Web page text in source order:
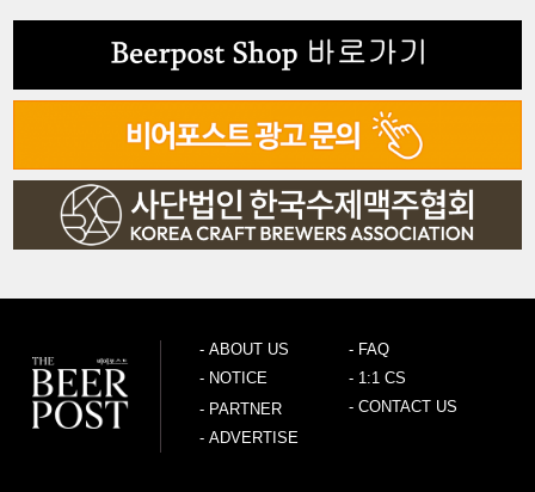
- ABOUT US
- NOTICE
- FAQ
- 1:1 CS
- CONTACT US
- PARTNER
- ADVERTISE